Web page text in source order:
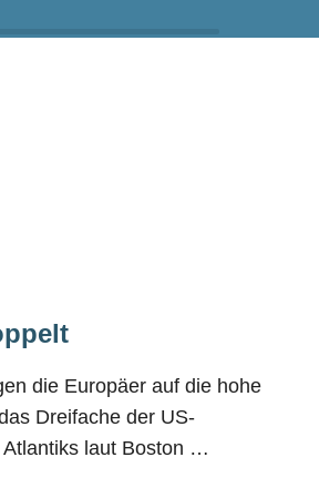
die Europäer auf die hohe
Dreifache der US-
laut Boston …